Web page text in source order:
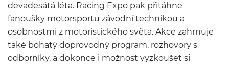
devadesátá léta. Racing Expo pak přitáhne
fanoušky motorsportu závodní technikou a
osobnostmi z motoristického světa. Akce zahrnuje
také bohatý doprovodný program, rozhovory s
odborníky, a dokonce i možnost vyzkoušet si